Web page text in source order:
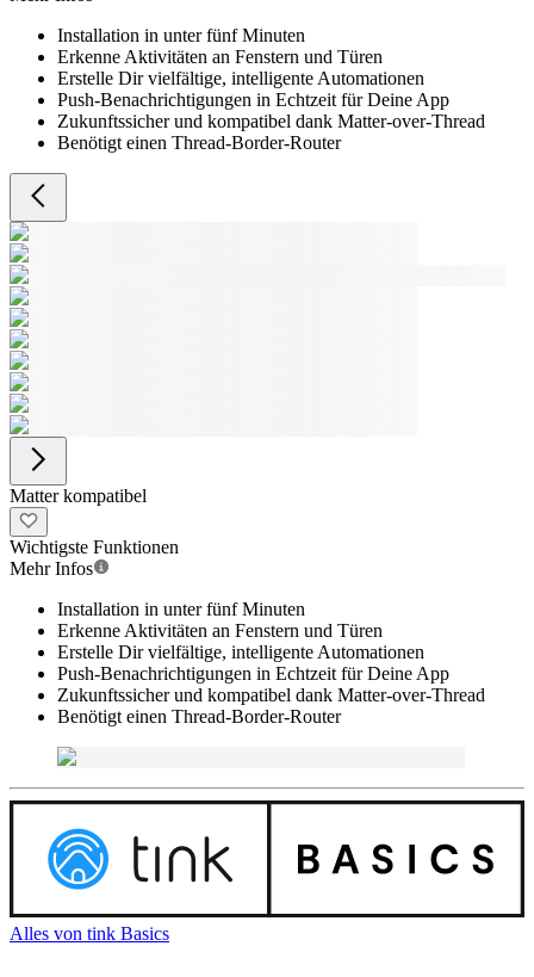
Installation in unter fünf Minuten
Erkenne Aktivitäten an Fenstern und Türen
Erstelle Dir vielfältige, intelligente Automationen
Push-Benachrichtigungen in Echtzeit für Deine App
Zukunftssicher und kompatibel dank Matter-over-Thread
Benötigt einen Thread-Border-Router
Matter kompatibel
Wichtigste Funktionen
Mehr Infos
Installation in unter fünf Minuten
Erkenne Aktivitäten an Fenstern und Türen
Erstelle Dir vielfältige, intelligente Automationen
Push-Benachrichtigungen in Echtzeit für Deine App
Zukunftssicher und kompatibel dank Matter-over-Thread
Benötigt einen Thread-Border-Router
Alles von tink Basics